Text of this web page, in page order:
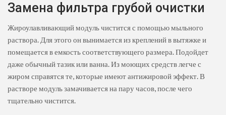
Замена фильтра грубой очистки
Жироулавливающий модуль чистится с помощью мыльного
раствора. Для этого он вынимается из креплений в вытяжке и
помещается в емкость соответствующего размера. Подойдет
даже обычный тазик или ванна. Из моющих средств легче с
жиром справятся те, которые имеют антижировой эффект. В
растворе модуль замачивается на пару часов, после чего
тщательно чистится.